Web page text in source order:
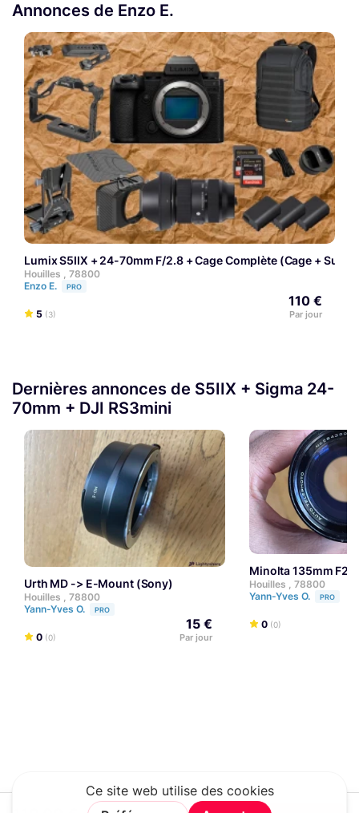
Annonces de Enzo E.
Lumix S5IIX + 24-70mm F/2.8 + Cage Complète (Cage +
Houilles , 78800
Enzo E.
PRO
5 (3)
110 €
Par jour
Dernières annonces de S5IIX + Sigma 24-
70mm + DJI RS3mini
Urth MD -> E-Mount (Sony)
Houilles , 78800
Yann-Yves O.
PRO
0 (0)
15 €
Par jour
Minolta 135mm
Houilles , 78800
Yann-Yves O.
PRO
0 (0)